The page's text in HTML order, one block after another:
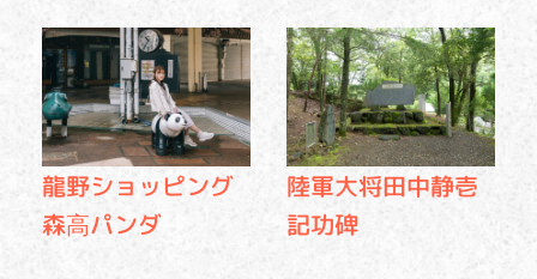
龍野ショッピング
森高パンダ
陸軍大将田中静壱
記功碑